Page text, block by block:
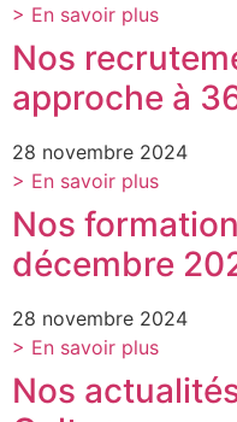
> En savoir plus
Nos
approche à
28 novembre 2024
> En savoir plus
Nos
décembre
28 novembre 2024
> En savoir plus
Nos